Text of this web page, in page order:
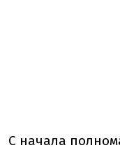
С начала